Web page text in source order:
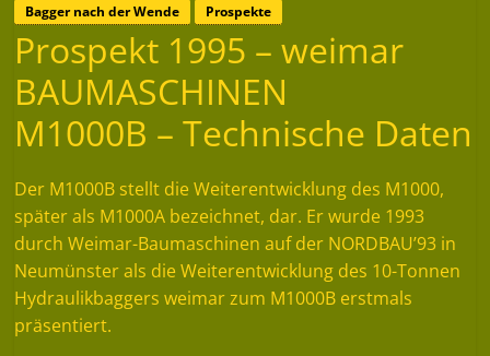
Bagger nach der Wende Prospekte
Prospekt 1995 – weimar
BAUMASCHINEN
M1000B – Technische Daten
Der M1000B stellt die Weiterentwicklung des M1000,
später als M1000A bezeichnet, dar. Er wurde 1993
durch Weimar-Baumaschinen auf der NORDBAU’93 in
Neumünster als die Weiterentwicklung des 10-Tonnen
Hydraulikbaggers weimar zum M1000B erstmals
präsentiert.